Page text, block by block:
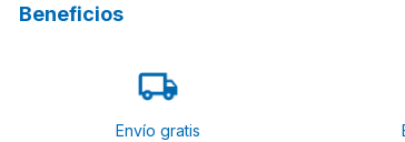
Beneficios
Envío gratis